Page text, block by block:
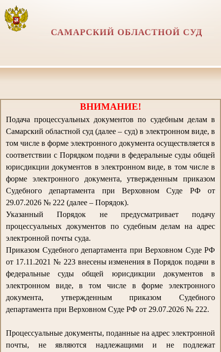
САМАРСКИЙ ОБЛАСТНОЙ СУД
ВНИМАНИЕ!
Подача процессуальных документов по судебным делам в
Самарский областной суд (далее – суд) в электронном виде, в
том числе в форме электронного документа осуществляется в
соответствии с Порядком подачи в федеральные суды общей
юрисдикции документов в электронном виде, в том числе в
форме электронного документа, утвержденным приказом
Судебного департамента при Верховном Суде РФ от
29.07.2026 № 222 (далее – Порядок).
Указанный Порядок не предусматривает подачу
процессуальных документов по судебным делам на адрес
электронной почты суда.
Приказом Судебного департамента при Верховном Суде РФ
от 17.11.2021 № 223 внесены изменения в Порядок подачи в
федеральные суды общей юрисдикции документов в
электронном виде, в том числе в форме электронного
документа, утвержденным приказом Судебного
департамента при Верховном Суде РФ от 29.07.2026 № 222.
Процессуальные документы, поданные на адрес электронной
почты, не являются надлежащими и не подлежат